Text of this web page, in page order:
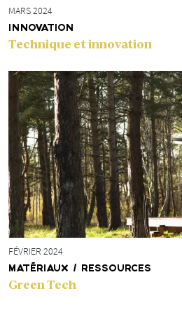
MARS 2024
INNOVATION
Technique et innovation
FÉVRIER 2024
MATÉRIAUX / RESSOURCES
Green Tech